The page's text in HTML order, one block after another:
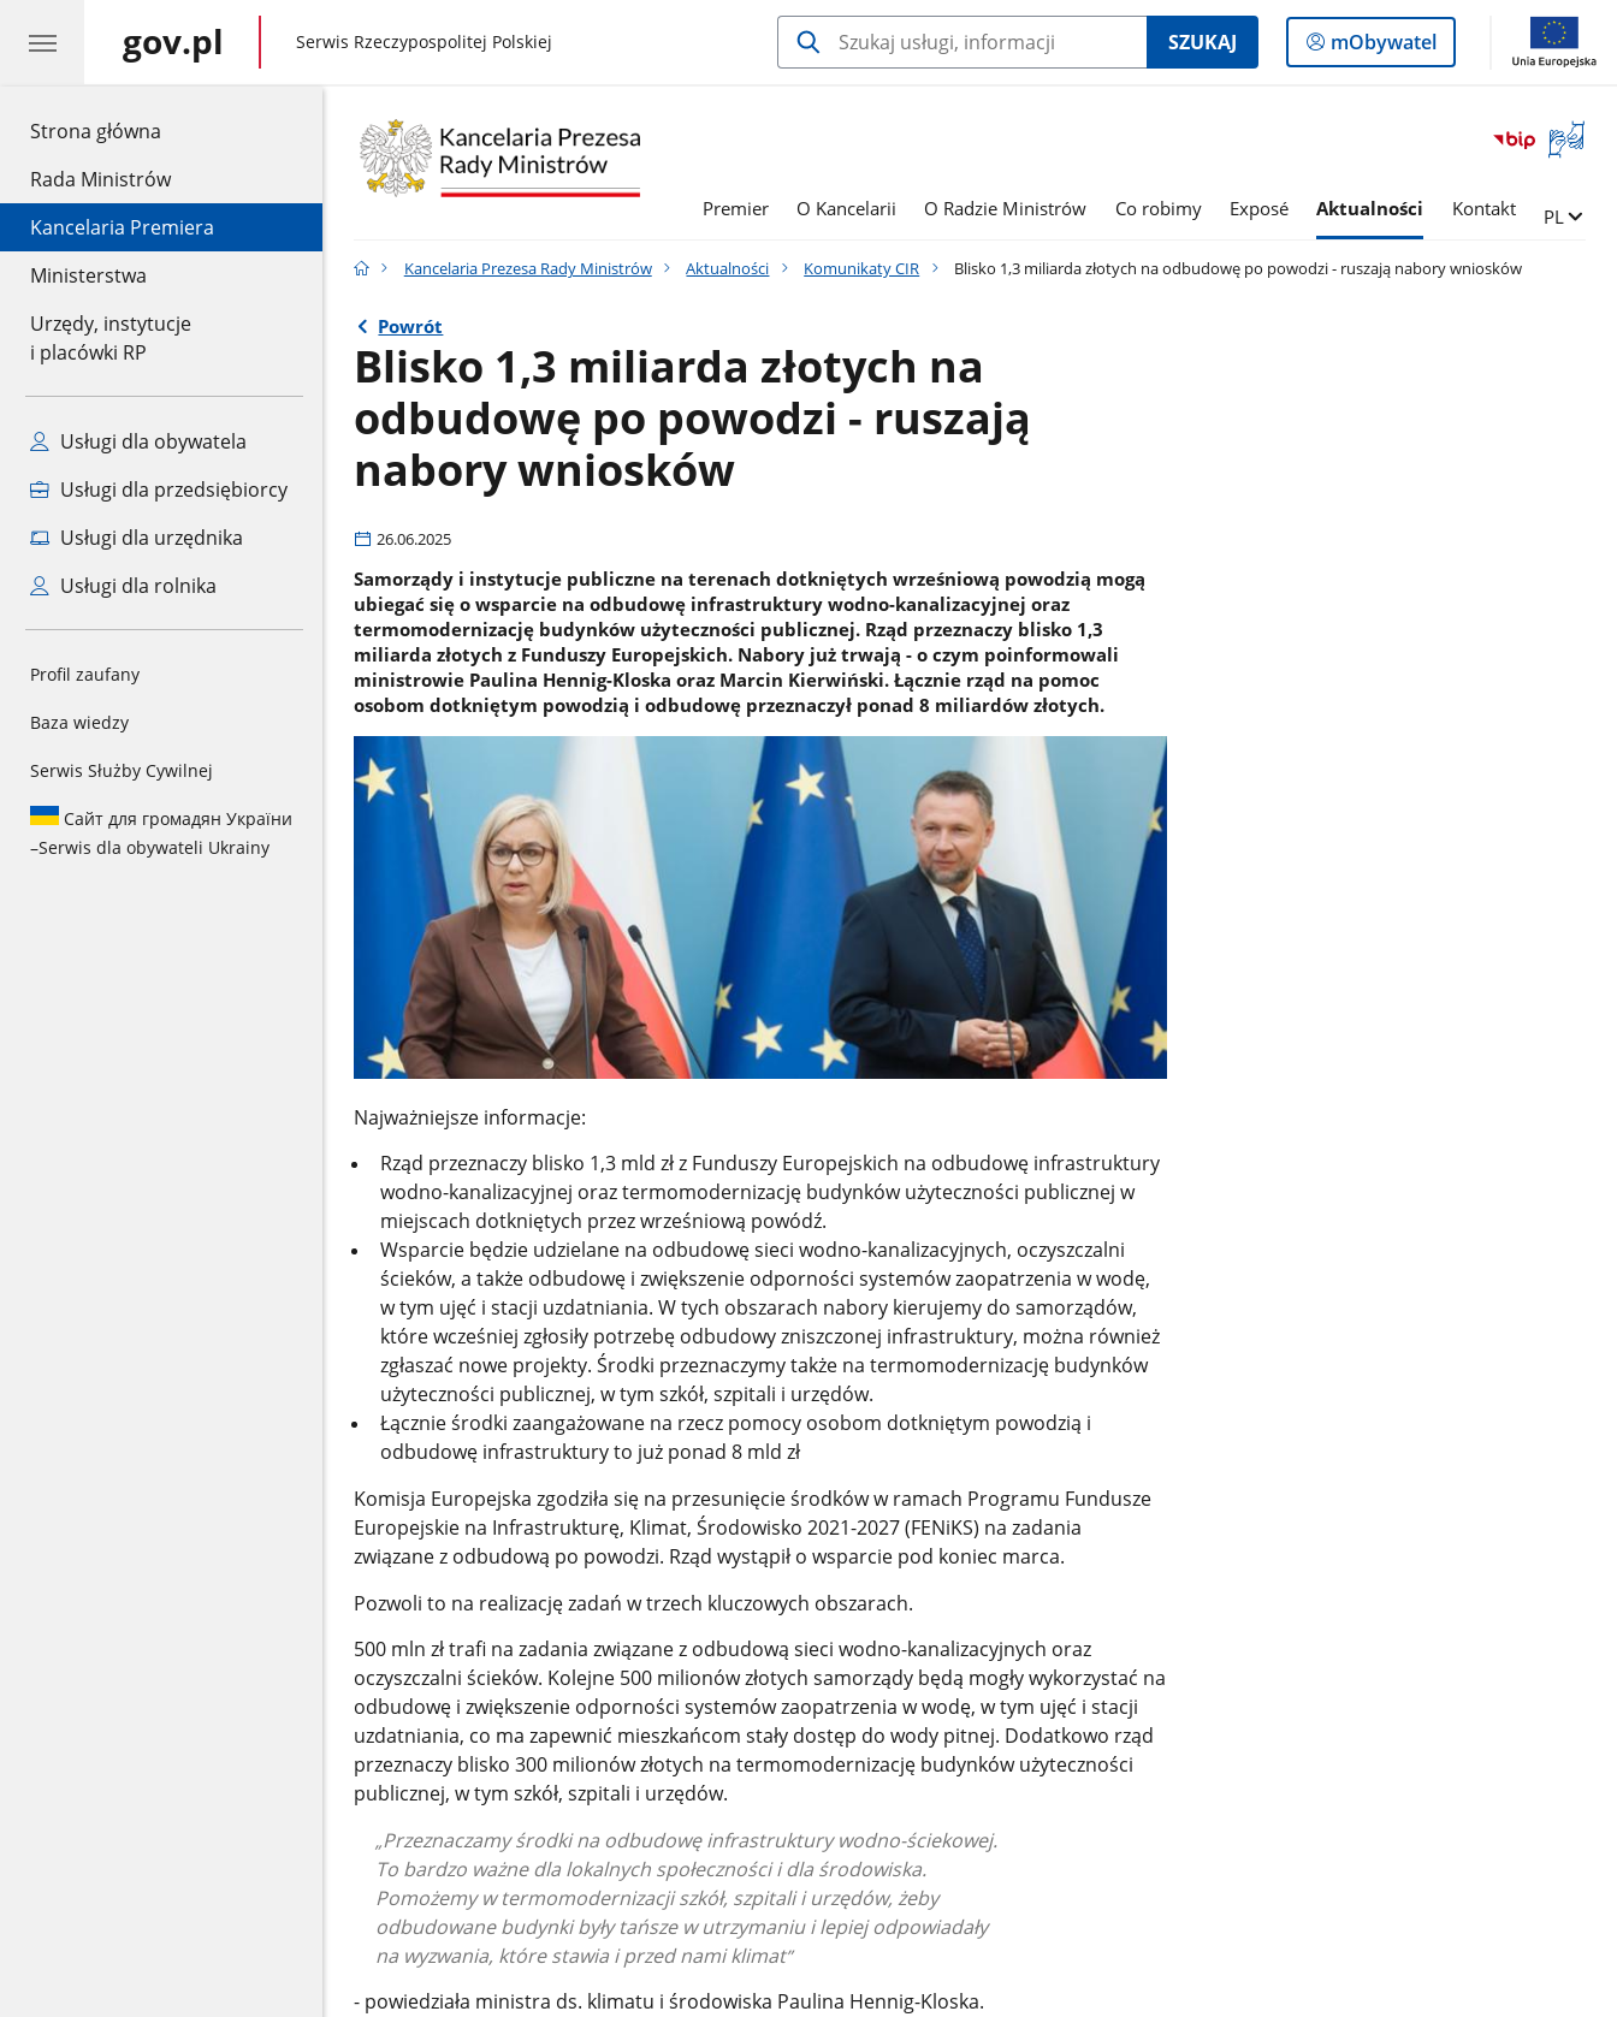
Strona główna
Rada Ministrów
Kancelaria Premiera
Ministerstwa
Urzędy, instytucje
i placówki RP
Usługi dla obywatela
Usługi dla przedsiębiorcy
Usługi dla urzędnika
Usługi dla rolnika
Profil zaufany
Baza wiedzy
Serwis Służby Cywilnej
Сайт для громадян України
–Serwis dla obywateli Ukrainy
gov.pl gov.pl
Serwis Rzeczypospolitej Polskiej SZUKAJ
Logowanie
do
mObywatel
Otwórz
okno
Premier O Kancelarii O Radzie Ministrów Co robimy Exposé Aktualności Kontakt Zmień
PL
Kancelaria Prezesa Rady Ministrów Aktualności Komunikaty CIR Blisko 1,3 miliarda złotych na odbudowę po powodzi - ruszają nabory wniosków
Powrót
Blisko 1,3 miliarda złotych na
odbudowę po powodzi - ruszają
nabory wniosków
26.06.2025
Samorządy i instytucje publiczne na terenach dotkniętych wrześniową powodzią mogą
ubiegać się o wsparcie na odbudowę infrastruktury wodno-kanalizacyjnej oraz
termomodernizację budynków użyteczności publicznej. Rząd przeznaczy blisko 1,3
miliarda złotych z Funduszy Europejskich. Nabory już trwają - o czym poinformowali
ministrowie Paulina Hennig-Kloska oraz Marcin Kierwiński. Łącznie rząd na pomoc
osobom dotkniętym powodzią i odbudowę przeznaczył ponad 8 miliardów złotych.
Najważniejsze informacje:
Rząd przeznaczy blisko 1,3 mld zł z Funduszy Europejskich na odbudowę infrastruktury
wodno-kanalizacyjnej oraz termomodernizację budynków użyteczności publicznej w
miejscach dotkniętych przez wrześniową powódź.
Wsparcie będzie udzielane na odbudowę sieci wodno-kanalizacyjnych, oczyszczalni
ścieków, a także odbudowę i zwiększenie odporności systemów zaopatrzenia w wodę,
w tym ujęć i stacji uzdatniania. W tych obszarach nabory kierujemy do samorządów,
które wcześniej zgłosiły potrzebę odbudowy zniszczonej infrastruktury, można również
zgłaszać nowe projekty. Środki przeznaczymy także na termomodernizację budynków
użyteczności publicznej, w tym szkół, szpitali i urzędów.
Łącznie środki zaangażowane na rzecz pomocy osobom dotkniętym powodzią i
odbudowę infrastruktury to już ponad 8 mld zł
Komisja Europejska zgodziła się na przesunięcie środków w ramach Programu Fundusze
Europejskie na Infrastrukturę, Klimat, Środowisko 2021-2027 (FENiKS) na zadania
związane z odbudową po powodzi. Rząd wystąpił o wsparcie pod koniec marca.
Pozwoli to na realizację zadań w trzech kluczowych obszarach.
500 mln zł trafi na zadania związane z odbudową sieci wodno-kanalizacyjnych oraz
oczyszczalni ścieków. Kolejne 500 milionów złotych samorządy będą mogły wykorzystać na
odbudowę i zwiększenie odporności systemów zaopatrzenia w wodę, w tym ujęć i stacji
uzdatniania, co ma zapewnić mieszkańcom stały dostęp do wody pitnej. Dodatkowo rząd
przeznaczy blisko 300 milionów złotych na termomodernizację budynków użyteczności
publicznej, w tym szkół, szpitali i urzędów.
Przeznaczamy środki na odbudowę infrastruktury wodno-ściekowej.
To bardzo ważne dla lokalnych społeczności i dla środowiska.
Pomożemy w termomodernizacji szkół, szpitali i urzędów, żeby
odbudowane budynki były tańsze w utrzymaniu i lepiej odpowiadały
na wyzwania, które stawia i przed nami klimat
- powiedziała ministra ds. klimatu i środowiska Paulina Hennig-Kloska.